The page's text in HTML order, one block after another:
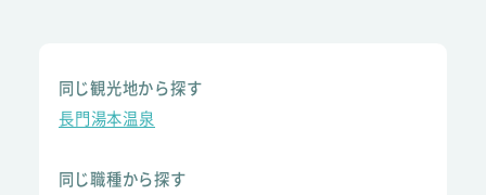
同じ観光地から探す
長門湯本温泉
同じ職種から探す